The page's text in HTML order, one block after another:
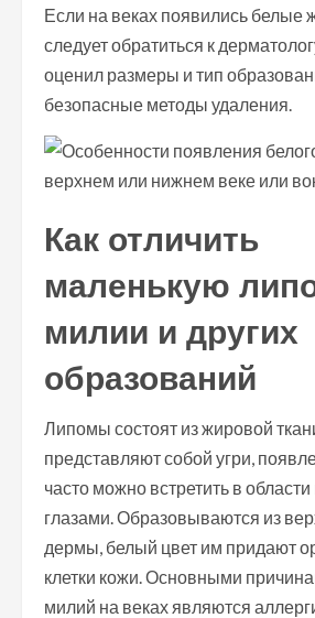
Если на веках появились белые
следует обратиться к
оценил размеры и тип
безопасные методы удаления.
Как отличить
маленькую
милии и других
образований
Липомы состоят из жировой
представляют собой угри,
часто можно встретить в
глазами. Образовываются из
дермы, белый цвет им придают
клетки кожи. Основными
милий на веках являются